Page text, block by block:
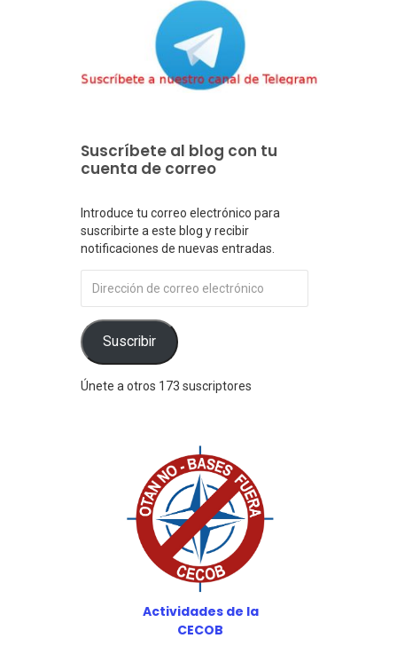
Suscríbete al blog con tu
cuenta de correo
Introduce tu correo electrónico para
suscribirte a este blog y recibir
notificaciones de nuevas entradas.
de
correo
electrónico
Suscribir
Únete a otros 173 suscriptores
Actividades de la
CECOB